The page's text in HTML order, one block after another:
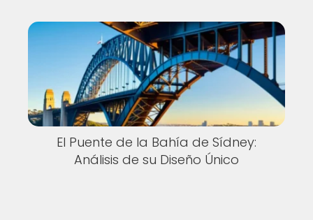
El Puente de la Bahía de Sídney:
Análisis de su Diseño Único